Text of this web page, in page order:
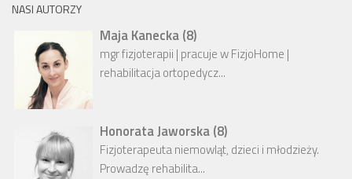
NASI AUTORZY
Maja Kanecka (8)
mgr fizjoterapii | pracuje w FizjoHome |
rehabilitacja ortopedycz...
Honorata Jaworska (8)
Fizjoterapeuta niemowląt, dzieci i młodzieży.
Prowadzę rehabilita...